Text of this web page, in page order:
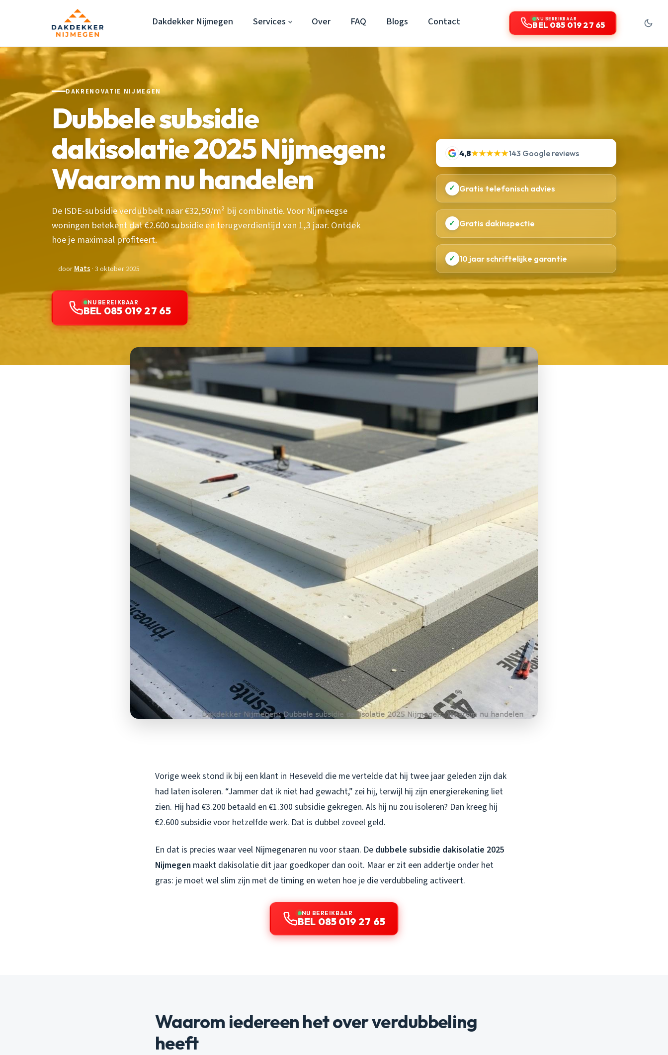
Dakdekker Nijmegen Services Over FAQ Blogs Contact NU BEREIKBAAR
BEL 085 019 27 65
DAKRENOVATIE NIJMEGEN
Dubbele subsidie
dakisolatie 2025 Nijmegen:
Waarom nu handelen
De ISDE-subsidie verdubbelt naar €32,50/m² bij combinatie. Voor Nijmeegse
woningen betekent dat €2.600 subsidie en terugverdientijd van 1,3 jaar. Ontdek
hoe je maximaal profiteert.
doorMats · 3 oktober 2025
NU BEREIKBAAR
BEL 085 019 27 65
4,8★★★★★143 Google reviews
✓ Gratis telefonisch advies
✓ Gratis dakinspectie
✓ 10 jaar schriftelijke garantie
Vorige week stond ik bij een klant in Heseveld die me vertelde dat hij twee jaar geleden zijn dak
had laten isoleren. “Jammer dat ik niet had gewacht,” zei hij, terwijl hij zijn energierekening liet
zien. Hij had €3.200 betaald en €1.300 subsidie gekregen. Als hij nu zou isoleren? Dan kreeg hij
€2.600 subsidie voor hetzelfde werk. Dat is dubbel zoveel geld.
En dat is precies waar veel Nijmegenaren nu voor staan. De dubbele subsidie dakisolatie 2025
Nijmegen maakt dakisolatie dit jaar goedkoper dan ooit. Maar er zit een addertje onder het
gras: je moet wel slim zijn met de timing en weten hoe je die verdubbeling activeert.
NU BEREIKBAAR
BEL 085 019 27 65
Waarom iedereen het over verdubbeling
heeft